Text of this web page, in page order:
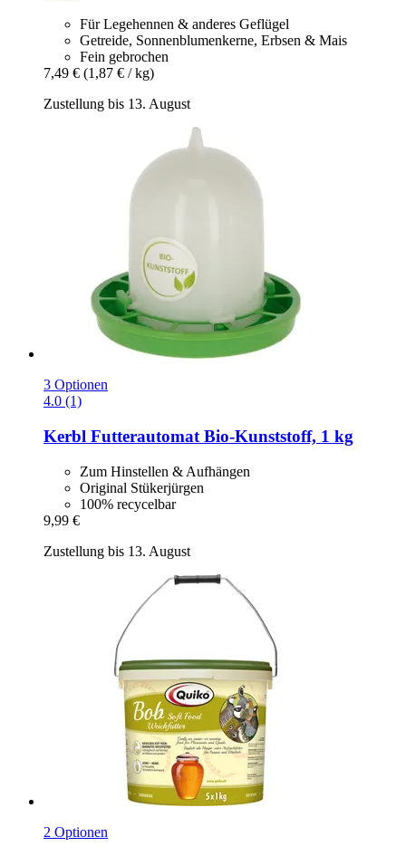
Für Legehennen & anderes Geflügel
Getreide, Sonnenblumenkerne, Erbsen & Mais
Fein gebrochen
7,49 € (1,87 € / kg)
Zustellung bis 13. August
3 Optionen
4.0 (1)
Kerbl Futterautomat Bio-​Kunststoff, 1 kg
Zum Hinstellen & Aufhängen
Original Stükerjürgen
100% recycelbar
9,99 €
Zustellung bis 13. August
2 Optionen